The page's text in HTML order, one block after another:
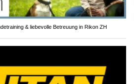
& liebevolle Betreuung in Rikon ZH